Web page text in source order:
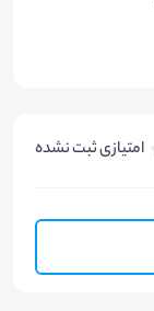
امتیازی ثبت نشده